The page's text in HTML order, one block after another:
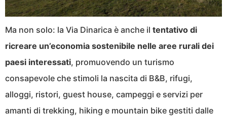
Ma non solo: la Via Dinarica è anche il tentativo di
ricreare un’economia sostenibile nelle aree rurali dei
paesi interessati, promuovendo un turismo
consapevole che stimoli la nascita di B&B, rifugi,
alloggi, ristori, guest house, campeggi e servizi per
amanti di trekking, hiking e mountain bike gestiti dalle